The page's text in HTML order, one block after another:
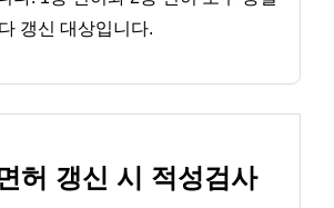
갱신 대상입니다.
허 갱신 시 적성검사